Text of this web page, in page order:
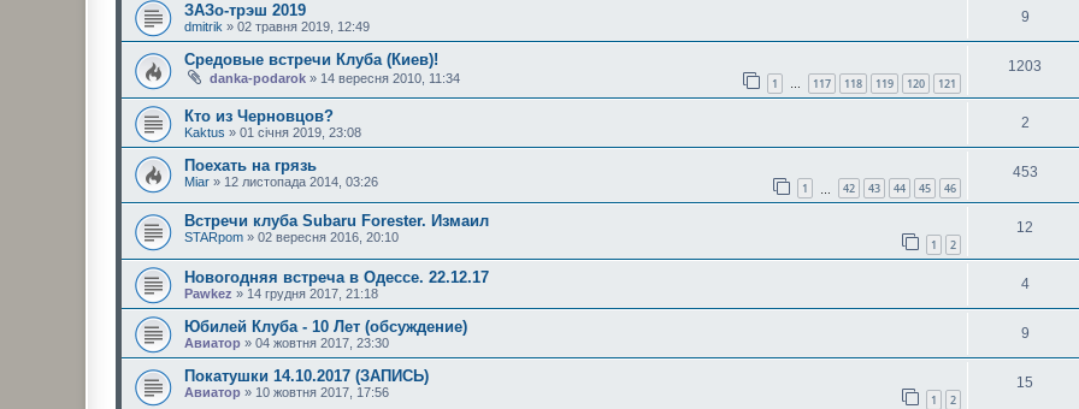
ЗАЗо-трэш 2019
dmitrik » 02 травня 2019, 12:49
9
Средовые встречи Клуба (Киев)!
danka-podarok » 14 вересня 2010, 11:34 1 … 117 118 119 120 121
1203
Кто из Черновцов?
Kaktus » 01 січня 2019, 23:08
2
Поехать на грязь
Miar » 12 листопада 2014, 03:26 1 42 43 44 45 46
453
Встречи клуба Subaru Forester. Измаил
STARpom » 02 вересня 2016, 20:10 1 2
12
Новогодняя встреча в Одессе. 22.12.17
Pawkez » 14 грудня 2017, 21:18
4
Юбилей Клуба - 10 Лет (обсуждение)
Авиатор » 04 жовтня 2017, 23:30
9
Покатушки 14.10.2017 (ЗАПИСЬ)
Авиатор » 10 жовтня 2017, 17:56 1 2
15